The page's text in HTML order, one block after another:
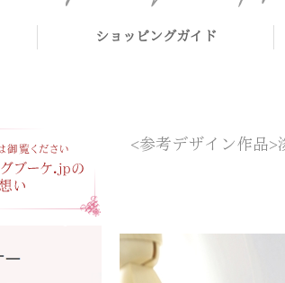
ショッピングガイド
<参考デザイン作品>